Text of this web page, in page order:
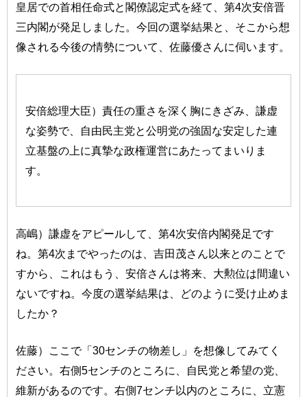
皇居での首相任命式と閣僚認定式を経て、第4次安倍晋
三内閣が発足しました。今回の選挙結果と、そこから想
像される今後の情勢について、佐藤優さんに伺います。
安倍総理大臣）責任の重さを深く胸にきざみ、謙虚
な姿勢で、自由民主党と公明党の強固な安定した連
立基盤の上に真摯な政権運営にあたってまいりま
す。
高嶋）謙虚をアピールして、第4次安倍内閣発足です
ね。第4次までやったのは、吉田茂さん以来とのことで
すから、これはもう、安倍さんは将来、大勲位は間違い
ないですね。今度の選挙結果は、どのように受け止めま
したか？
佐藤）ここで「30センチの物差し」を想像してみてく
ださい。右側5センチのところに、自民党と希望の党、
維新があるのです。右側7センチ以内のところに、立憲